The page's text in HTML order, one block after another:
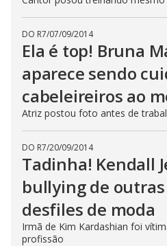
DO R7/07/09/2014
Ela é top! Bruna
aparece sendo
cabeleireiros ao
Atriz postou foto antes de
DO R7/20/09/2014
Tadinha! Kendall
bullying de
desfiles de moda
Irmã de Kim Kardashian foi
profissão